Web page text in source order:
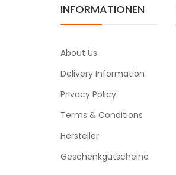
INFORMATIONEN
About Us
Delivery Information
Privacy Policy
Terms & Conditions
Hersteller
Geschenkgutscheine